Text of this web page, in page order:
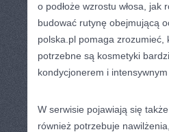
o podłoże wzrostu włosa,
budować rutynę obejmującą
polska.pl pomaga zrozumieć,
potrzebne są kosmetyki
kondycjonerem i
W serwisie pojawiają się
również potrzebuje